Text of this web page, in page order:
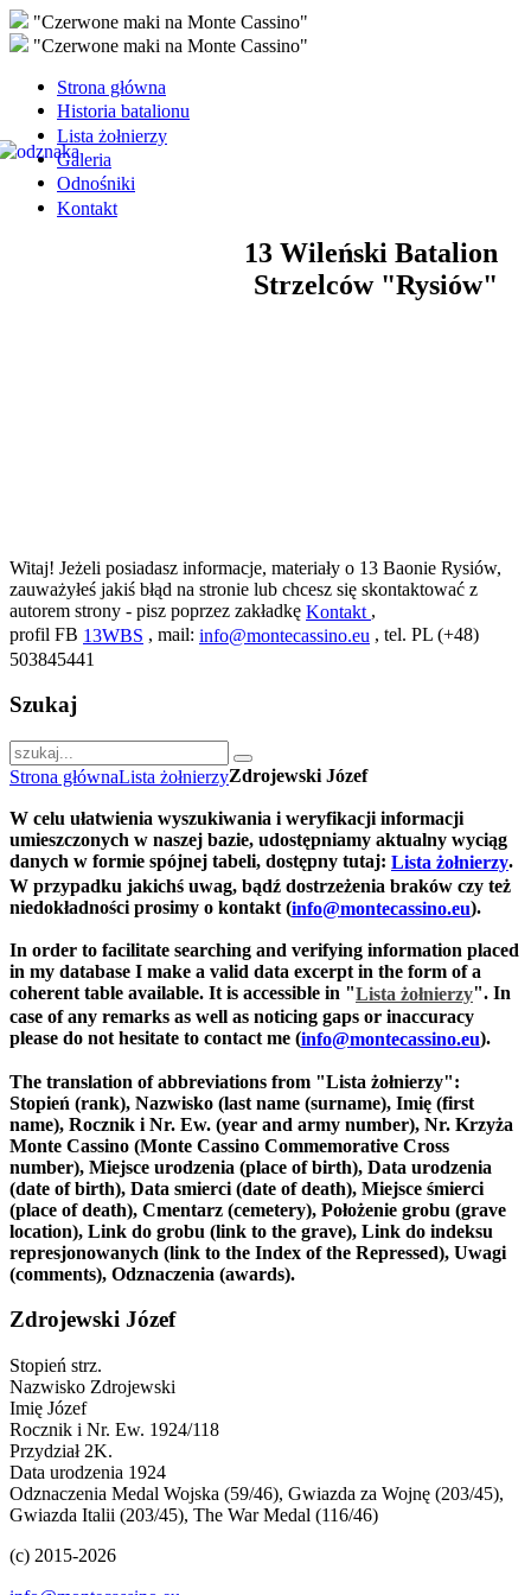
"Czerwone maki na Monte Cassino"
"Czerwone maki na Monte Cassino"
Strona główna
Historia batalionu
Lista żołnierzy
Galeria
Odnośniki
Kontakt
13 Wileński Batalion
Strzelców "Rysiów"
Witaj! Jeżeli posiadasz informacje, materiały o 13 Baonie Rysiów,
zauważyłeś jakiś błąd na stronie lub chcesz się skontaktować z
autorem strony - pisz poprzez zakładkę Kontakt ,
profil FB 13WBS , mail: info@montecassino.eu , tel. PL (+48)
503845441
Szukaj
Strona głównaLista żołnierzyZdrojewski Józef
W celu ułatwienia wyszukiwania i weryfikacji informacji
umieszczonych w naszej bazie, udostępniamy aktualny wyciąg
danych w formie spójnej tabeli, dostępny tutaj: Lista żołnierzy.
W przypadku jakichś uwag, bądź dostrzeżenia braków czy też
niedokładności prosimy o kontakt (info@montecassino.eu).
In order to facilitate searching and verifying information placed
in my database I make a valid data excerpt in the form of a
coherent table available. It is accessible in "Lista żołnierzy". In
case of any remarks as well as noticing gaps or inaccuracy
please do not hesitate to contact me (info@montecassino.eu).
The translation of abbreviations from "Lista żołnierzy":
Stopień (rank), Nazwisko (last name (surname), Imię (first
name), Rocznik i Nr. Ew. (year and army number), Nr. Krzyża
Monte Cassino (Monte Cassino Commemorative Cross
number), Miejsce urodzenia (place of birth), Data urodzenia
(date of birth), Data smierci (date of death), Miejsce śmierci
(place of death), Cmentarz (cemetery), Położenie grobu (grave
location), Link do grobu (link to the grave), Link do indeksu
represjonowanych (link to the Index of the Repressed), Uwagi
(comments), Odznaczenia (awards).
Zdrojewski Józef
Stopień strz.
Nazwisko Zdrojewski
Imię Józef
Rocznik i Nr. Ew. 1924/118
Przydział 2K.
Data urodzenia 1924
Odznaczenia Medal Wojska (59/46), Gwiazda za Wojnę (203/45),
Gwiazda Italii (203/45), The War Medal (116/46)
(c) 2015-2026